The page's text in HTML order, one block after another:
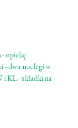
opiekę
- dwa noclegi w
i KL - składki na